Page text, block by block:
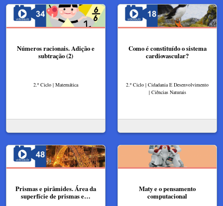
Números racionais. Adição e
subtração (2)
2.º Ciclo | Matemática
Como é constituído o sistema
cardiovascular?
2.º Ciclo | Cidadania E Desenvolvimento
| Ciências Naturais
Prismas e pirâmides. Área da
superfície de prismas e…
Maty e o pensamento
computacional